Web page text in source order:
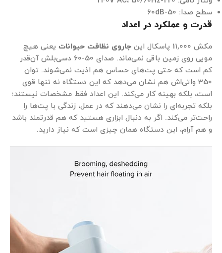
سطح صدا: 50-60dB
قدرت و عملکرد در اعداد
مکش 11,000 پاسکال این جاروی نظافت حیوانات یعنی هیچ
مویی روی زمین باقی نمی‌ماند. صدای 50-60 دسی‌بلش آن‌قدر
کم است که حتی پت‌های حساس هم اذیت نمی‌شوند. توان
350 واتی‌اش هم نشان می‌دهد که این دستگاه نه تنها قوی
است، بلکه بهینه کار می‌کند. این اعداد فقط مشخصات نیستند؛
بلکه تجربه‌ای را نشان می‌دهند که در عمل، زندگی با پت‌ها را
راحت‌تر می‌کند. اگر به دنبال ابزاری هستید که هم قدرتمند باشد
و هم آرام، این دستگاه همان چیزی است که نیاز دارید.